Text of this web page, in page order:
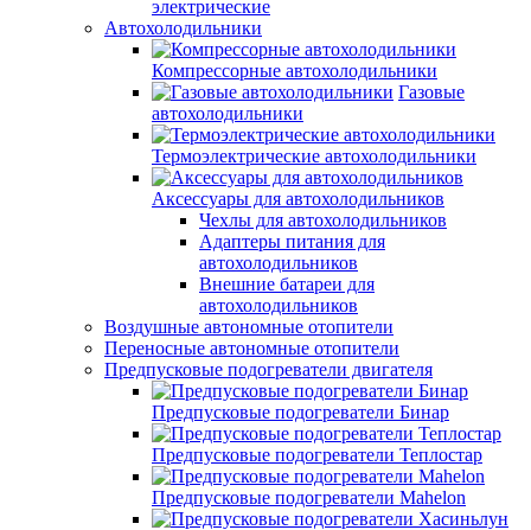
электрические
Автохолодильники
Компрессорные автохолодильники
Газовые
автохолодильники
Термоэлектрические автохолодильники
Аксессуары для автохолодильников
Чехлы для автохолодильников
Адаптеры питания для
автохолодильников
Внешние батареи для
автохолодильников
Воздушные автономные отопители
Переносные автономные отопители
Предпусковые подогреватели двигателя
Предпусковые подогреватели Бинар
Предпусковые подогреватели Теплостар
Предпусковые подогреватели Mahelon